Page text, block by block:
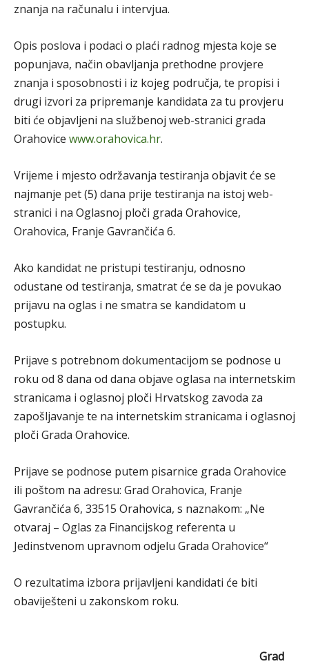
znanja na računalu i intervjua.
Opis poslova i podaci o plaći radnog mjesta koje se
popunjava, način obavljanja prethodne provjere
znanja i sposobnosti i iz kojeg područja, te propisi i
drugi izvori za pripremanje kandidata za tu provjeru
biti će objavljeni na službenoj web-stranici grada
Orahovice www.orahovica.hr.
Vrijeme i mjesto održavanja testiranja objavit će se
najmanje pet (5) dana prije testiranja na istoj web-
stranici i na Oglasnoj ploči grada Orahovice,
Orahovica, Franje Gavrančića 6.
Ako kandidat ne pristupi testiranju, odnosno
odustane od testiranja, smatrat će se da je povukao
prijavu na oglas i ne smatra se kandidatom u
postupku.
Prijave s potrebnom dokumentacijom se podnose u
roku od 8 dana od dana objave oglasa na internetskim
stranicama i oglasnoj ploči Hrvatskog zavoda za
zapošljavanje te na internetskim stranicama i oglasnoj
ploči Grada Orahovice.
Prijave se podnose putem pisarnice grada Orahovice
ili poštom na adresu: Grad Orahovica, Franje
Gavrančića 6, 33515 Orahovica, s naznakom: „Ne
otvaraj – Oglas za Financijskog referenta u
Jedinstvenom upravnom odjelu Grada Orahovice“
O rezultatima izbora prijavljeni kandidati će biti
obaviješteni u zakonskom roku.
Grad